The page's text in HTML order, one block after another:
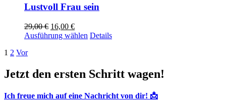
Varianten
Optionen
können
Produktseite
gewählt
Lustvoll Frau sein
29,00€ Ursprünglicher
Preis
16,00 €Aktueller
Preis
Ausführung wählen Dieses
Varianten
auf.
Optionen
Details
1 2 Vor
Jetzt den ersten Schritt wagen!
Ich freue mich auf eine Nachricht von dir! 📩